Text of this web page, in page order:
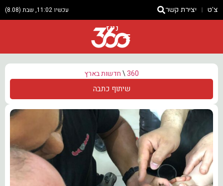
צ'ט יצירת קשר עכשיו 11:02, שבת (8.08)
ניוז
360
\חדשות בארץ
שיתוף כתבה